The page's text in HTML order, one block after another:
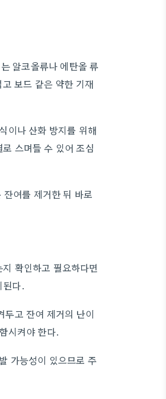
알코올류나 에탄올 류
보드 같은 약한 기재
이나 산화 방지를 위해
스며들 수 있어 조심
여를 제거한 뒤 바로
확인하고 필요하다면
된다.
두고 잔여 제거의 난이
시켜야 한다.
가능성이 있으므로 주